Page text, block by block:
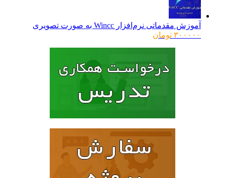
آموزش مقدماتی نرم‌افزار Wincc به صورت تصویری
۳۰۰۰۰۰ تومان